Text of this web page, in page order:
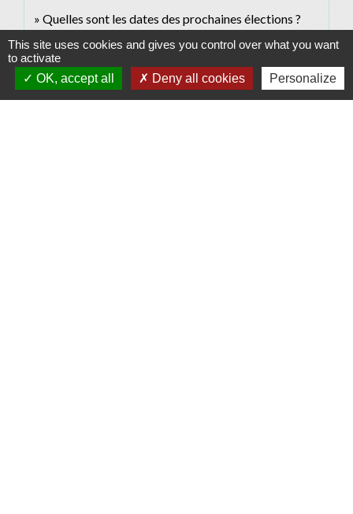
Quelles sont les dates des prochaines élections ?
Pour en savoir plus
This site uses cookies and gives you control over what you want
to activate
OK, accept all
Deny all cookies Personalize